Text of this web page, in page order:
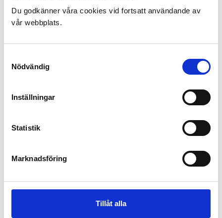
Du godkänner våra cookies vid fortsatt användande av
vår webbplats.
Nödvändig
Inställningar
Statistik
Marknadsföring
Tillåt alla